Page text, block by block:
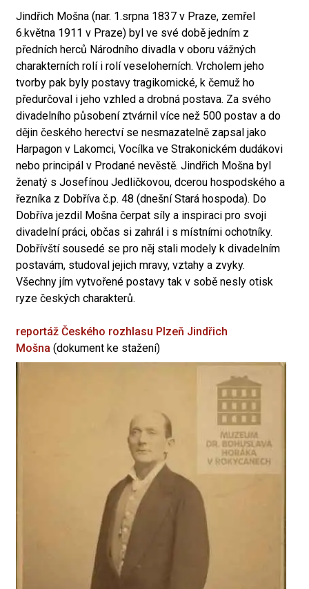
Jindřich Mošna (nar. 1.srpna 1837 v Praze, zemřel
6.května 1911 v Praze) byl ve své době jedním z
předních herců Národního divadla v oboru vážných
charakterních rolí i rolí veseloherních. Vrcholem jeho
tvorby pak byly postavy tragikomické, k čemuž ho
předurčoval i jeho vzhled a drobná postava. Za svého
divadelního působení ztvárnil více než 500 postav a do
dějin českého herectví se nesmazatelně zapsal jako
Harpagon v Lakomci, Vocílka ve Strakonickém dudákovi
nebo principál v Prodané nevěstě. Jindřich Mošna byl
ženatý s Josefínou Jedličkovou, dcerou hospodského a
řezníka z Dobříva č.p. 48 (dnešní Stará hospoda). Do
Dobříva jezdil Mošna čerpat síly a inspiraci pro svoji
divadelní práci, občas si zahrál i s místními ochotníky.
Dobřívští sousedé se pro něj stali modely k divadelním
postavám, studoval jejich mravy, vztahy a zvyky.
Všechny jím vytvořené postavy tak v sobě nesly otisk
ryze českých charakterů.
reportáž Českého rozhlasu Plzeň Jindřich
Mošna (dokument ke stažení)